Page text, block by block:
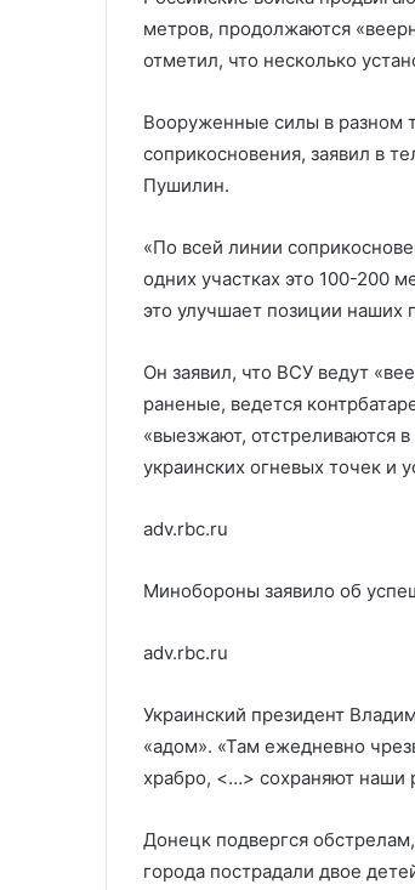
метров, продолжаются
отметил, что несколько
Вооруженные силы в разном
соприкосновения, заявил в
Пушилин.
«По всей линии
одних участках это 100-200
это улучшает позиции наших
Он заявил, что ВСУ ведут
раненые, ведется
«выезжают, отстреливаются
украинских огневых точек и
adv.rbc.ru
Минобороны заявило об
adv.rbc.ru
Украинский президент
«адом». «Там ежедневно
храбро, <…> сохраняют
Донецк подвергся
города пострадали двое